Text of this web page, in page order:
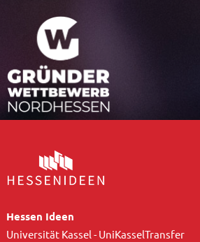
Hessen Ideen
Universität Kassel - UniKasselTransfer